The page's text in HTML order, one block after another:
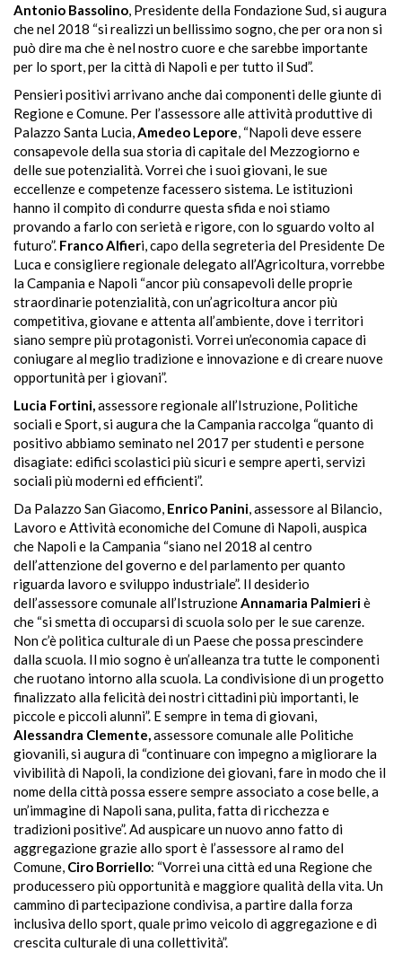
Antonio Bassolino, Presidente della Fondazione Sud, si augura
che nel 2018 “si realizzi un bellissimo sogno, che per ora non si
può dire ma che è nel nostro cuore e che sarebbe importante
per lo sport, per la città di Napoli e per tutto il Sud”.
Pensieri positivi arrivano anche dai componenti delle giunte di
Regione e Comune. Per l’assessore alle attività produttive di
Palazzo Santa Lucia,Amedeo Lepore, “Napoli deve essere
consapevole della sua storia di capitale del Mezzogiorno e
delle sue potenzialità. Vorrei che i suoi giovani, le sue
eccellenze e competenze facessero sistema. Le istituzioni
hanno il compito di condurre questa sfida e noi stiamo
provando a farlo con serietà e rigore, con lo sguardo volto al
futuro”. Franco Alfieri, capo della segreteria del Presidente De
Luca e consigliere regionale delegato all’Agricoltura, vorrebbe
la Campania e Napoli “ancor più consapevoli delle proprie
straordinarie potenzialità, conun’agricolturaancor più
competitiva, giovane e attenta all’ambiente, dove i territori
siano sempre più protagonisti. Vorreiun’economiacapace di
coniugare al meglio tradizione e innovazione e di creare nuove
opportunità per i giovani”.
Lucia Fortini,assessore regionale all’Istruzione, Politiche
sociali e Sport, si augura che la Campania raccolga “quanto di
positivo abbiamo seminato nel 2017 per studenti e persone
disagiate: edifici scolastici più sicuri e sempre aperti, servizi
sociali più moderni ed efficienti”.
Da Palazzo San Giacomo, Enrico Panini, assessore al Bilancio,
Lavoro e Attività economiche del Comune di Napoli, auspica
che Napoli e la Campania “siano nel 2018 al centro
dell’attenzione del governo e del parlamento per quanto
riguarda lavoro e sviluppo industriale”. Il desiderio
dell’assessore comunale all’IstruzioneAnnamaria Palmieriè
che “si smetta di occuparsi di scuola solo per le sue carenze.
Non c’è politica culturale di un Paese che possa prescindere
dalla scuola. Il mio sogno è un’alleanza tra tutte le componenti
che ruotano intorno alla scuola. La condivisione di un progetto
finalizzato alla felicità dei nostri cittadini più importanti, le
piccole e piccoli alunni”. E sempre in tema di giovani,
Alessandra Clemente,assessore comunale alle Politiche
giovanili, si augura di “continuare con impegno a migliorare la
vivibilità di Napoli, la condizione dei giovani, fare in modo che il
nome della città possa essere sempre associato a cose belle, a
un’immagine di Napoli sana, pulita, fatta di ricchezza e
tradizioni positive”. Ad auspicare un nuovo anno fatto di
aggregazione grazie allo sport è l’assessore al ramo del
Comune, Ciro Borriello: “Vorreiuna città ed una Regione che
producessero più opportunità e maggiore qualità della vita. Un
cammino di partecipazione condivisa, a partire dalla forza
inclusiva dello sport, quale primo veicolo di aggregazione e di
crescita culturale di una collettività”.